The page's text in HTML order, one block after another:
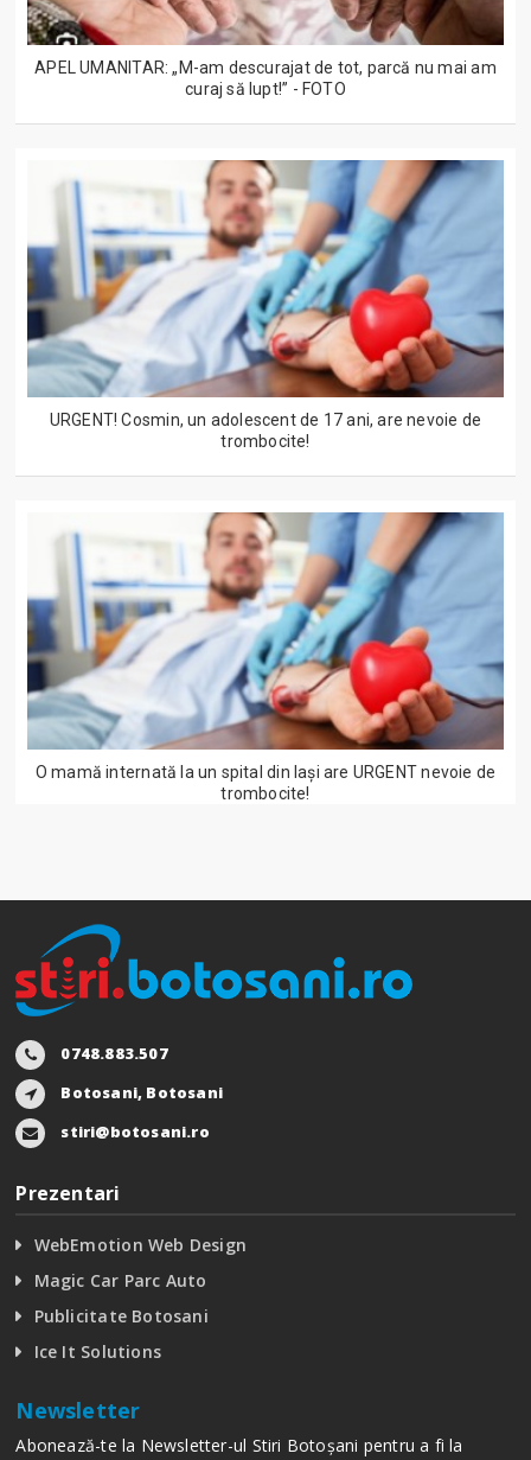
APEL UMANITAR: „M-am descurajat de tot, parcă nu mai am
curaj să lupt!” - FOTO
URGENT! Cosmin, un adolescent de 17 ani, are nevoie de
trombocite!
O mamă internată la un spital din Iași are URGENT nevoie de
trombocite!
0748.883.507
Botosani, Botosani
stiri@botosani.ro
Prezentari
WebEmotion Web Design
Magic Car Parc Auto
Publicitate Botosani
Ice It Solutions
Newsletter
Abonează-te la Newsletter-ul Stiri Botoșani pentru a fi la